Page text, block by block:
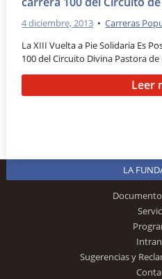
4 diciembre, 2013 •Carreras
La XIII Vuelta a Pie Solidaria Es
100 del Circuito Divina Pastora
Leer
LA
Sugerencias y